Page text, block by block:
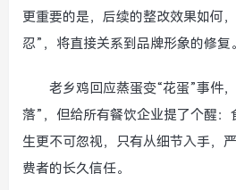
更重要的是，后续的整改效果如何
忍”，将直接关系到品牌形象的修复。
老乡鸡回应蒸蛋变“花蛋”事件
落”，但给所有餐饮企业提了个醒
生更不可忽视，只有从细节入手，
费者的长久信任。